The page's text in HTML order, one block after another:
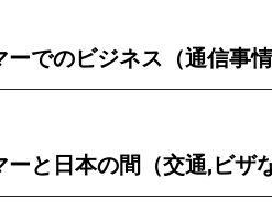
ーでのビジネス（通信事情
ーと日本の間（交通,ビザ